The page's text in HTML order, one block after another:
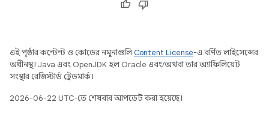
এই পৃষ্ঠার কন্টেন্ট ও কোডের নমুনাগুলিContent License-এ বর্ণিত লাইসেন্সের
অধীনস্থ। Java এবং OpenJDK হল Oracle এবং/অথবা তার অ্যাফিলিয়েট
সংস্থার রেজিস্টার্ড ট্রেডমার্ক।
2026-06-22 UTC-তে শেষবার আপডেট করা হয়েছে।